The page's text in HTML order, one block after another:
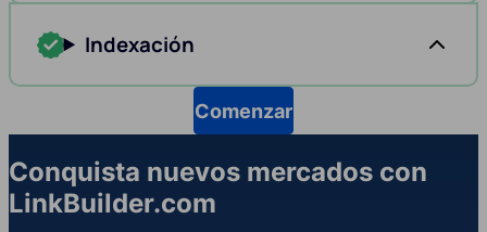
Indexación
Comenzar
Conquista nuevos mercados con
LinkBuilder.com